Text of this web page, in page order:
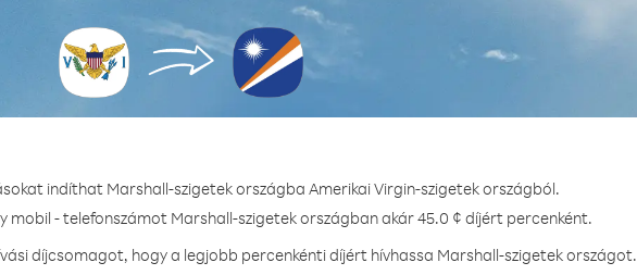
indíthat Marshall-szigetek országba Amerikai Virgin-szigetek országból.
mobil - telefonszámot Marshall-szigetek országban akár 45.0 ¢ díjért percenként.
díjcsomagot, hogy a legjobb percenkénti díjért hívhassa Marshall-szigetek országot.